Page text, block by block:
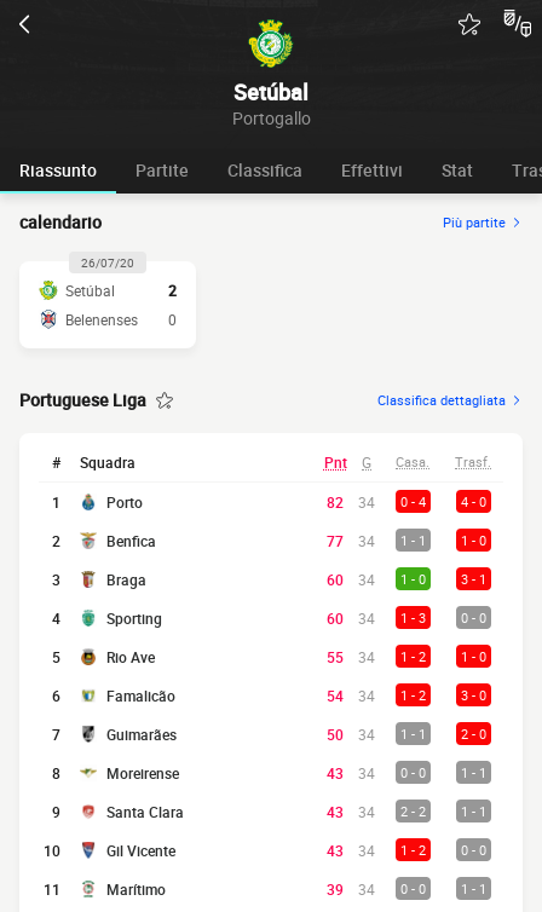
Setúbal
Portogallo
Riassunto Partite Classifica Effettivi Stat
calendario Più partite
26/07/20
Setúbal
2
Belenenses
0
Portuguese Liga Classifica dettagliata
# Squadra Pnt G Casa. Trasf.
1 Porto 82 34 0 - 4 4 - 0
2 Benfica 77 34 1 - 1 1 - 0
3 Braga 60 34 1 - 0 3 - 1
4 Sporting 60 34 1 - 3 0 - 0
5 Rio Ave 55 34 1 - 2 1 - 0
6 Famalicão 54 34 1 - 2 3 - 0
7 Guimarães 50 34 1 - 1 2 - 0
8 Moreirense 43 34 0 - 0 1 - 1
9 Santa Clara 43 34 2 - 2 1 - 1
10 Gil Vicente 43 34 1 - 2 0 - 0
11 Marítimo 39 34 0 - 0 1 - 1